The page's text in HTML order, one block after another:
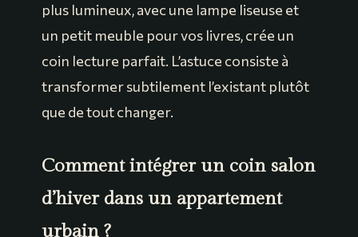
plus lumineux, avec une lampe liseuse et
un petit meuble pour vos livres, crée un
coin lecture parfait. L’astuce consiste à
transformer subtilement l’existant plutôt
que de tout changer.
Comment intégrer un coin salon
d’hiver dans un appartement
urbain ?